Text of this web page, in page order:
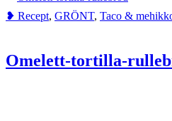
❥ Recept, GRÖNT, Taco &
Omelett-tortilla-